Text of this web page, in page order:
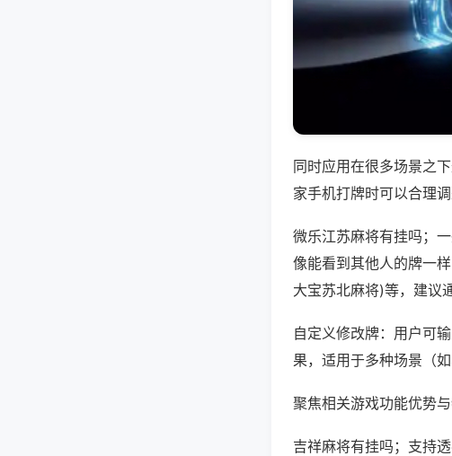
同时应用在很多场景之
家手机打牌时可以合理
微乐江苏麻将有挂吗；
像能看到其他人的牌一
大宝苏北麻将)等，建议
自定义修改牌：用户可
果，适用于多种场景（
聚焦相关游戏功能优势与
吉祥麻将有挂吗；支持